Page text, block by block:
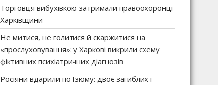
Торговця вибухівкою затримали правоохоронці
Харківщини
Не митися, не голитися й скаржитися на
«прослуховування»: у Харкові викрили схему
фіктивних психіатричних діагнозів
Росіяни вдарили по Ізюму: двоє загиблих і